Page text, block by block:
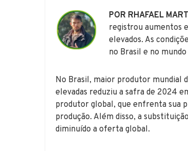
POR RHAFAEL
registrou aumentos
elevados. As
no Brasil e no
No Brasil, maior produtor mundial
elevadas reduziu a safra de 2024
produtor global, que enfrenta sua
produção. Além disso, a
diminuído a oferta global.